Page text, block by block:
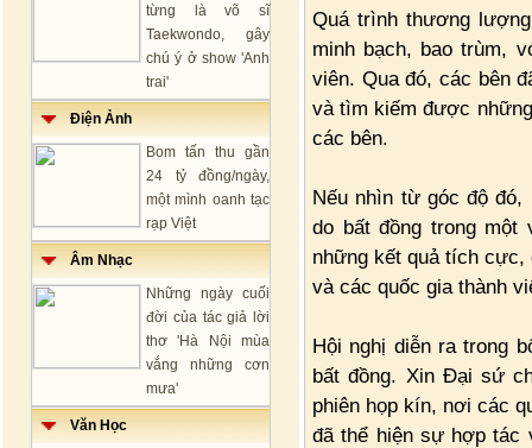
từng là võ sĩ
Taekwondo, gây
chú ý ở show 'Anh
trai'
Điện Ảnh
Bom tấn thu gần
24 tỷ đồng/ngày,
một mình oanh tạc
rạp Việt
Âm Nhạc
Những ngày cuối
đời của tác giả lời
thơ 'Hà Nội mùa
vắng những cơn
mưa'
Văn Học
Quá trình thương
minh bạch, bao trùm,
viên. Qua đó, các bên
và tìm kiếm được
các bên.
Nếu nhìn từ góc độ đó,
do bất đồng trong
những kết quả tích
và các quốc gia thành
Hội nghị diễn ra trong
bất đồng. Xin Đại sứ
phiên họp kín, nơi các
đã thể hiện sự hợp tác